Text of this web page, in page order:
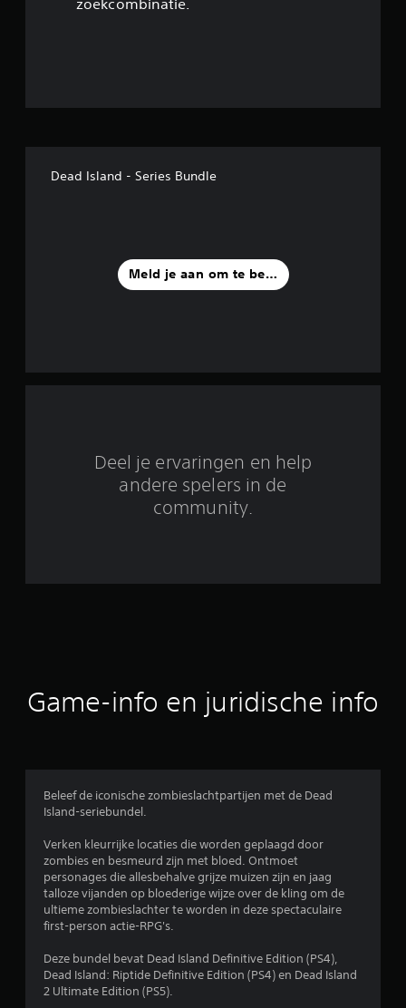
t
i
5
o
d
i
g
Dead Island - Series Bundle
Meld je aan om te beoordelen
Deel je ervaringen en help
andere spelers in de
community.
Game-info en juridische info
Beleef de iconische zombieslachtpartijen met de Dead
Island-seriebundel.
Verken kleurrijke locaties die worden geplaagd door
zombies en besmeurd zijn met bloed. Ontmoet
personages die allesbehalve grijze muizen zijn en jaag
talloze vijanden op bloederige wijze over de kling om de
ultieme zombieslachter te worden in deze spectaculaire
first-person actie-RPG's.
Deze bundel bevat Dead Island Definitive Edition (PS4),
Dead Island: Riptide Definitive Edition (PS4) en Dead Island
2 Ultimate Edition (PS5).